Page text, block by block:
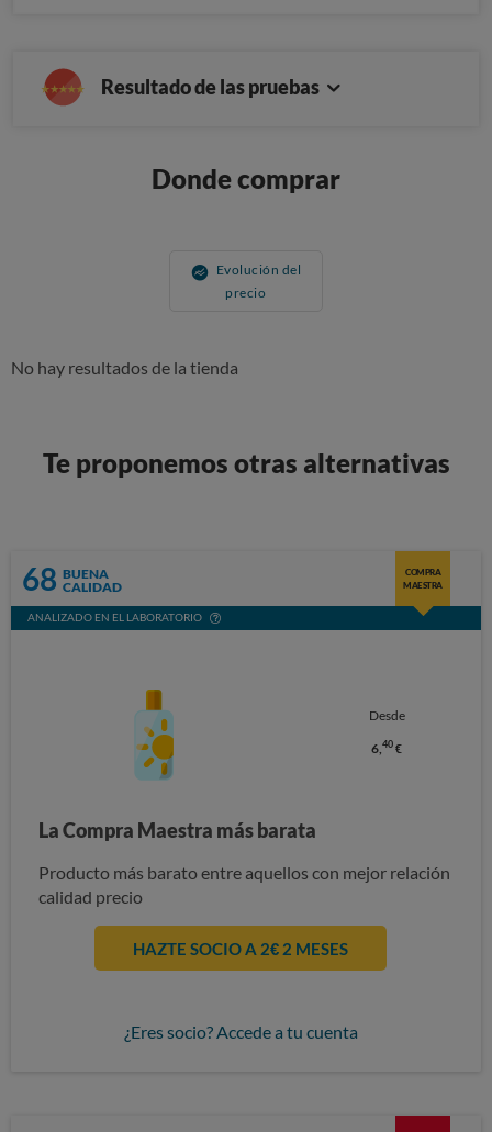
Resultado de las pruebas
Donde comprar
Evolución del
precio
No hay resultados de la tienda
Te proponemos otras alternativas
68 BUENA
CALIDAD
COMPRA
MAESTRA
ANALIZADO EN EL LABORATORIO
Desde
6,40 €
La Compra Maestra más barata
Producto más barato entre aquellos con mejor relación
calidad precio
HAZTE SOCIO A 2€ 2 MESES
¿Eres socio? Accede a tu cuenta